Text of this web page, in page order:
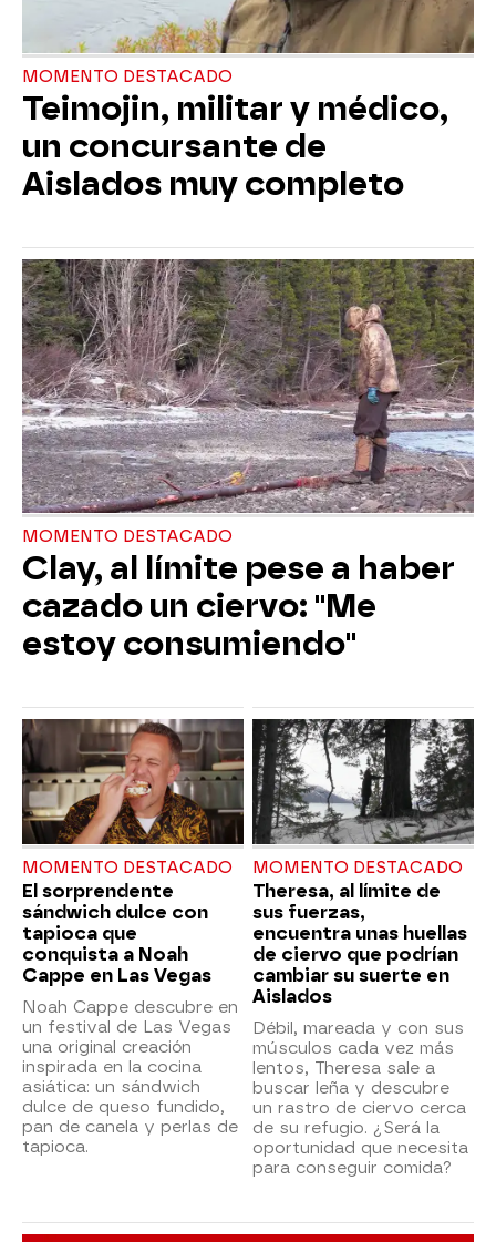
MOMENTO DESTACADO
Teimojin, militar y médico,
un concursante de
Aislados muy completo
MOMENTO DESTACADO
Clay, al límite pese a haber
cazado un ciervo: "Me
estoy consumiendo"
MOMENTO DESTACADO
El sorprendente
sándwich dulce con
tapioca que
conquista a Noah
Cappe en Las Vegas
Noah Cappe descubre en
un festival de Las Vegas
una original creación
inspirada en la cocina
asiática: un sándwich
dulce de queso fundido,
pan de canela y perlas de
tapioca.
MOMENTO DESTACADO
Theresa, al límite de
sus fuerzas,
encuentra unas huellas
de ciervo que podrían
cambiar su suerte en
Aislados
Débil, mareada y con sus
músculos cada vez más
lentos, Theresa sale a
buscar leña y descubre
un rastro de ciervo cerca
de su refugio. ¿Será la
oportunidad que necesita
para conseguir comida?